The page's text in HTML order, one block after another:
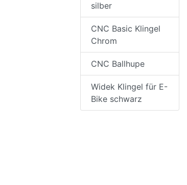
silber
CNC Basic Klingel
Chrom
CNC Ballhupe
Widek Klingel für E-
Bike schwarz